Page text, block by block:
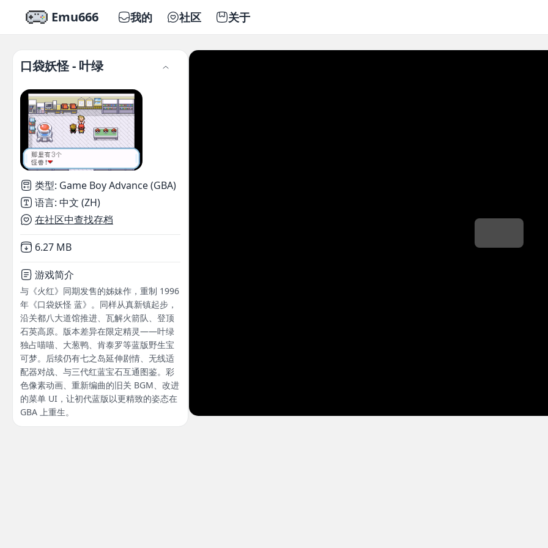
Emu666 我的 社区 关于
口袋妖怪 - 叶绿
类型: Game Boy Advance (GBA)
语言: 中文 (ZH)
在社区中查找存档
Not downloaded
6.27 MB
游戏简介
与《火红》同期发售的姊妹作，重制 1996
年《口袋妖怪 蓝》。同样从真新镇起步，
沿关都八大道馆推进、瓦解火箭队、登顶
石英高原。版本差异在限定精灵——叶绿
独占喵喵、大葱鸭、肯泰罗等蓝版野生宝
可梦。后续仍有七之岛延伸剧情、无线适
配器对战、与三代红蓝宝石互通图鉴。彩
色像素动画、重新编曲的旧关 BGM、改进
的菜单 UI，让初代蓝版以更精致的姿态在
GBA 上重生。